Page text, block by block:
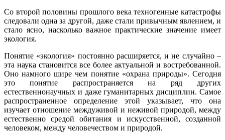
Со второй половины прошлого века техногенные катастрофы
следовали одна за другой, даже стали привычным явлением, и
стало ясно, насколько важное практические значение имеет
экология.
Понятие «экология» постоянно расширяется, и не случайно –
эта наука становится все более актуальной и востребованной.
Оно намного шире чем понятие «охрана природы». Сегодня
это понятие распространяется на ряд других
естественнонаучных и даже гуманитарных дисциплин. Самое
распространенное определение этой указывает, что она
изучает отношение междуживой и неживой природой, между
естественно средой обитания и искусственной, созданной
человеком, между человечеством и природой.